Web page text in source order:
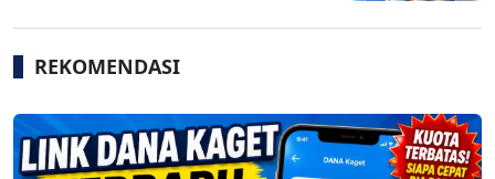
REKOMENDASI